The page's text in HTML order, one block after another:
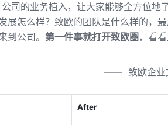
司的业务植入，让大家能够全方位地
展怎么样？致欧的团队是什么样的，
到公司。 第一件事就打开致欧圈 ，看
——  致欧企业
After